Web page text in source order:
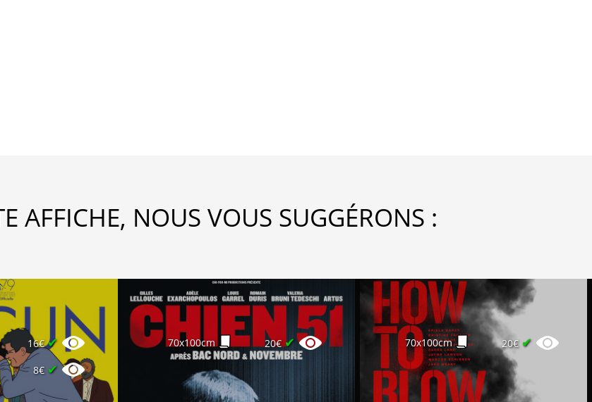
AFFICHE, NOUS VOUS SUGGÉRONS :
16€✔
8€ ✔
70x100cm 20€✔ 70x100cm 20€ ✔